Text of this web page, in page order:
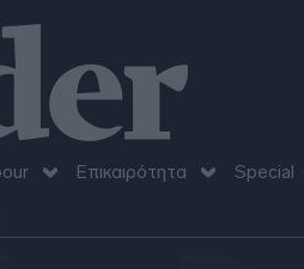
Επικαιρότητα Special